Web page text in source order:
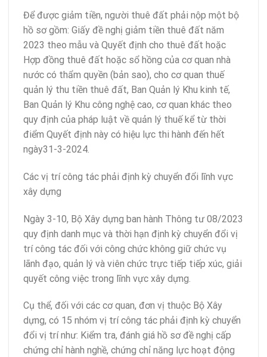
Để được giảm tiền, người thuê đất phải nộp một bộ
hồ sơ gồm: Giấy đề nghị giảm tiền thuê đất năm
2023 theo mẫu và Quyết định cho thuê đất hoặc
Hợp đồng thuê đất hoặc sổ hồng của cơ quan nhà
nước có thẩm quyền (bản sao), cho cơ quan thuế
quản lý thu tiền thuê đất, Ban Quản lý Khu kinh tế,
Ban Quản lý Khu công nghệ cao, cơ quan khác theo
quy định của pháp luật về quản lý thuế kể từ thời
điểm Quyết định này có hiệu lực thi hành đến hết
ngày31-3-2024.
Các vị trí công tác phải định kỳ chuyển đổi lĩnh vực
xây dựng
Ngày 3-10, Bộ Xây dựng ban hành Thông tư 08/2023
quy định danh mục và thời hạn định kỳ chuyển đổi vị
trí công tác đối với công chức không giữ chức vụ
lãnh đạo, quản lý và viên chức trực tiếp tiếp xúc, giải
quyết công việc trong lĩnh vực xây dựng.
Cụ thể, đối với các cơ quan, đơn vị thuộc Bộ Xây
dựng, có 15 nhóm vị trí công tác phải định kỳ chuyển
đổi vị trí như: Kiểm tra, đánh giá hồ sơ đề nghị cấp
chứng chỉ hành nghề, chứng chỉ năng lực hoạt động